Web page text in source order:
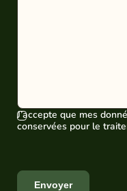
J’accepte que mes
conservées pour le